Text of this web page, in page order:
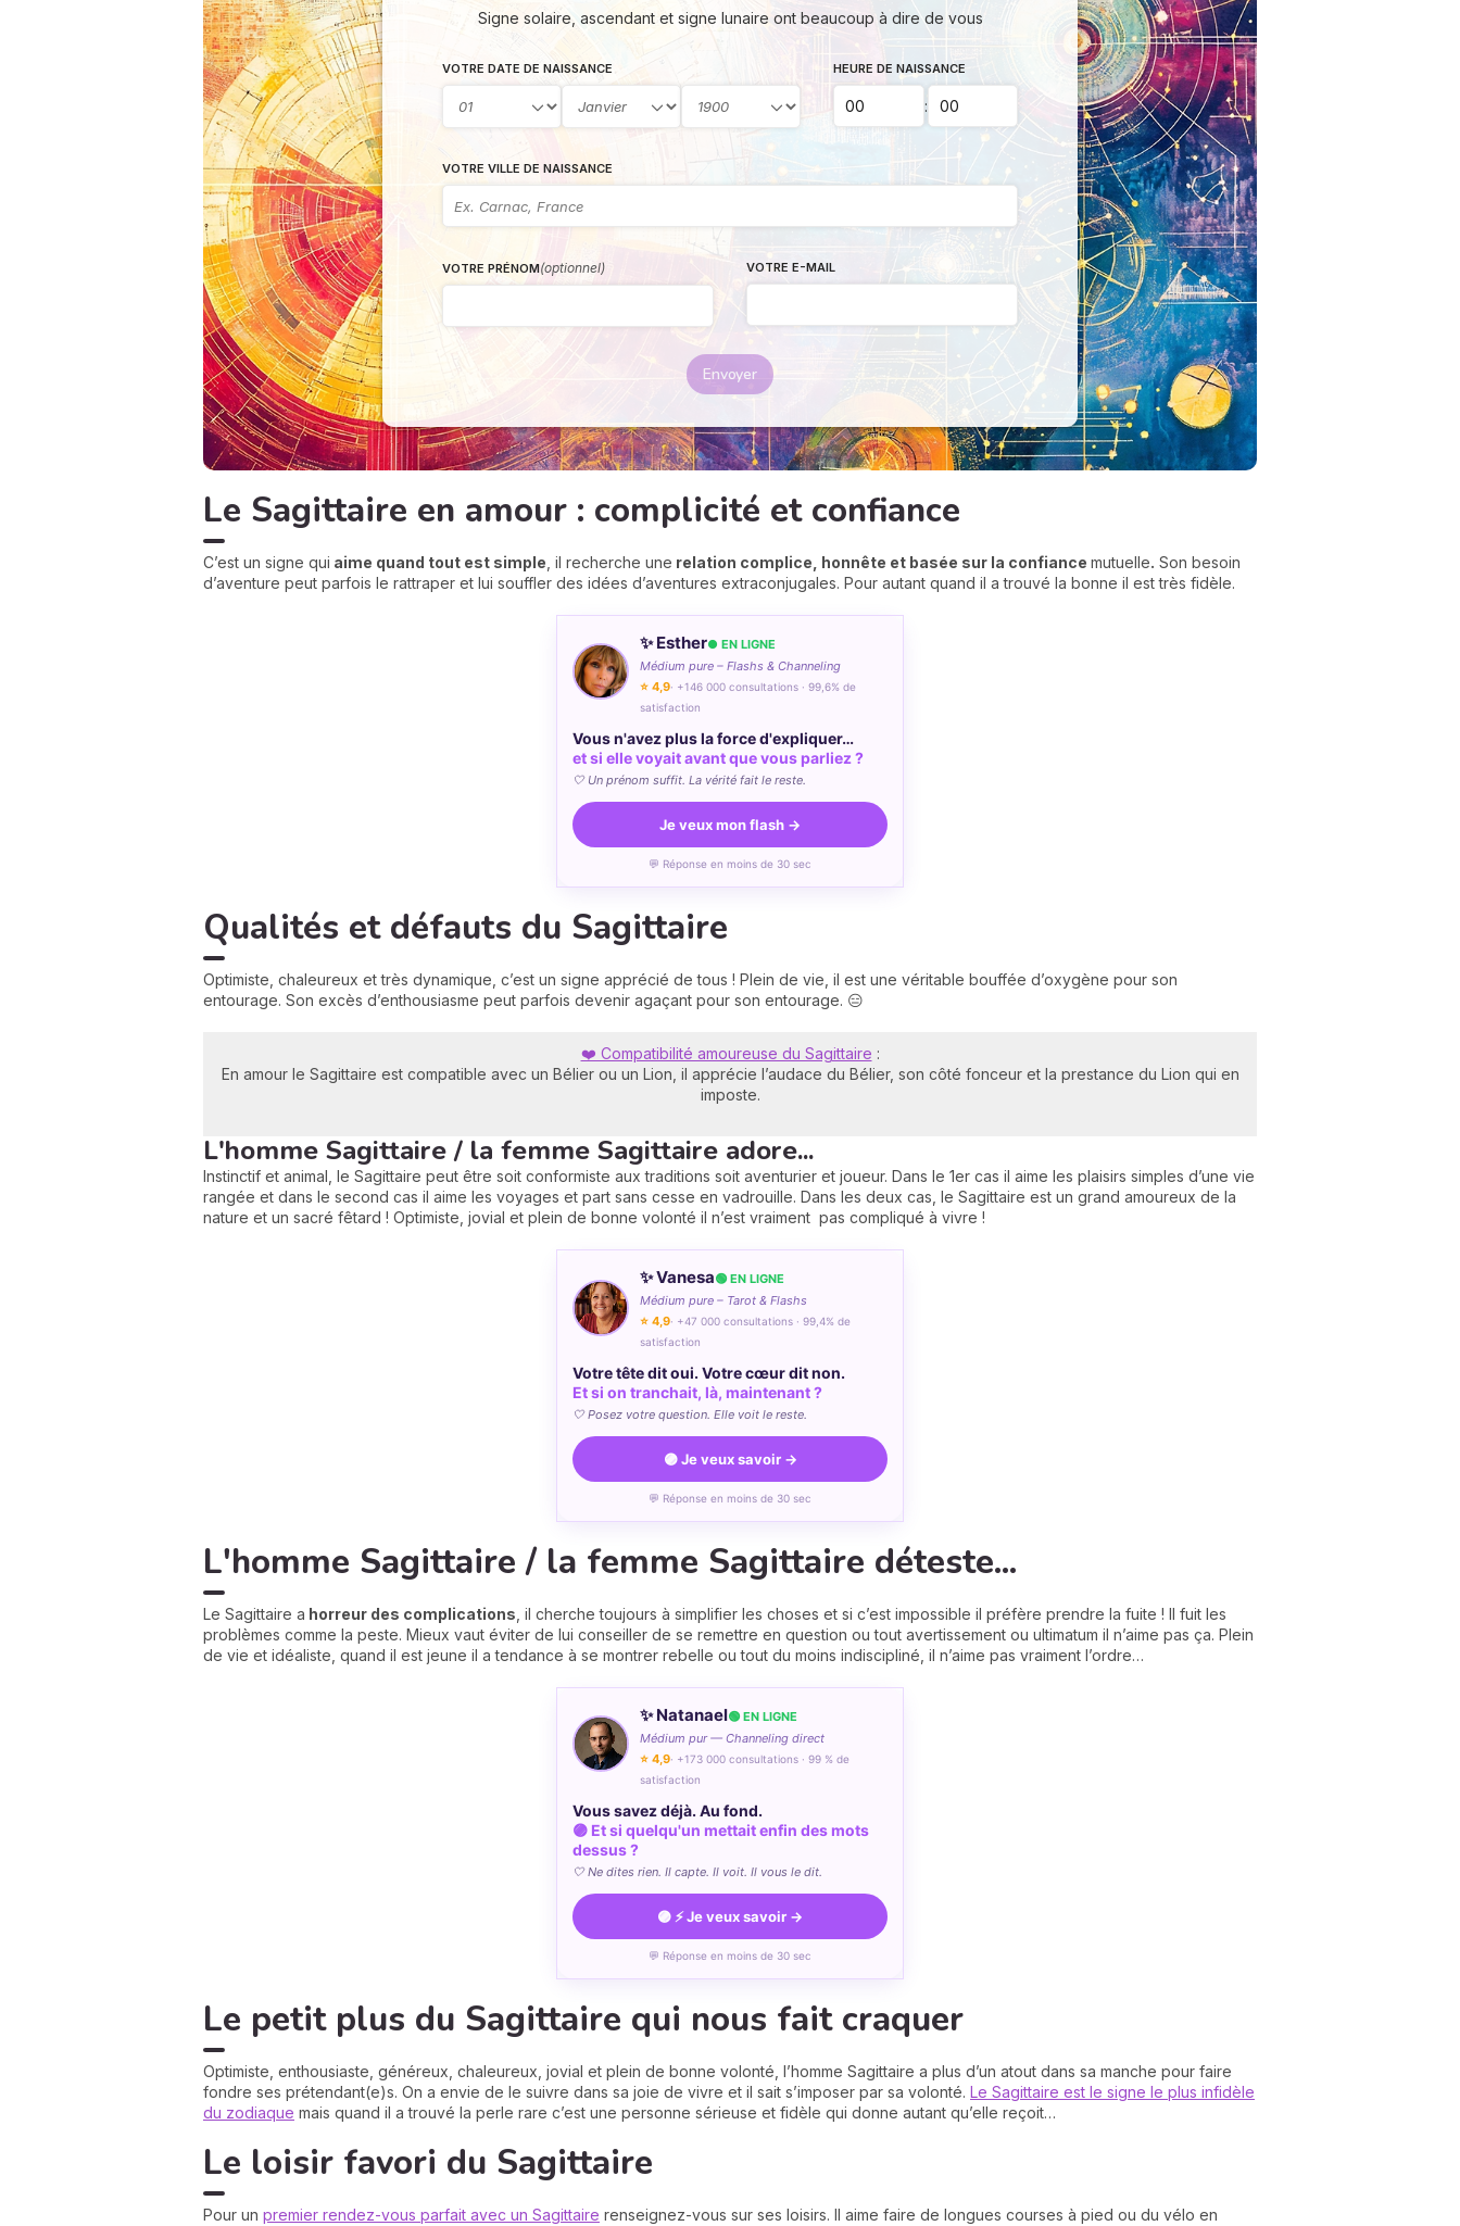
Signe solaire, ascendant et signe lunaire ont beaucoup à dire de vous
VOTRE DATE DE NAISSANCE HEURE DE NAISSANCE
:
VOTRE VILLE DE NAISSANCE
VOTRE PRÉNOM(optionnel) VOTRE E-MAIL
Envoyer
Le Sagittaire en amour : complicité et confiance
C’est un signe qui aime quand tout est simple , il recherche une relation complice, honnête et basée sur la confiance mutuelle. Son besoin
d’aventure peut parfois le rattraper et lui souffler des idées d’aventures extraconjugales. Pour autant quand il a trouvé la bonne il est très fidèle.
✨ Esther● EN LIGNE
Médium pure – Flashs & Channeling
⭐ 4,9· +146 000 consultations · 99,6% de
satisfaction
Vous n'avez plus la force d'expliquer…
et si elle voyait avant que vous parliez ?
🤍 Un prénom suffit. La vérité fait le reste.
Je veux mon flash →
💬 Réponse en moins de 30 sec
Qualités et défauts du Sagittaire
Optimiste, chaleureux et très dynamique, c’est un signe apprécié de tous ! Plein de vie, il est une véritable bouffée d’oxygène pour son
entourage. Son excès d’enthousiasme peut parfois devenir agaçant pour son entourage. 😑
❤️ Compatibilité amoureuse du Sagittaire :
En amour le Sagittaire est compatible avec un Bélier ou un Lion, il apprécie l’audace du Bélier, son côté fonceur et la prestance du Lion qui en
imposte.
L'homme Sagittaire / la femme Sagittaire adore...
Instinctif et animal, le Sagittaire peut être soit conformiste aux traditions soit aventurier et joueur. Dans le 1er cas il aime les plaisirs simples d’une vie
rangée et dans le second cas il aime les voyages et part sans cesse en vadrouille. Dans les deux cas, le Sagittaire est un grand amoureux de la
nature et un sacré fêtard ! Optimiste, jovial et plein de bonne volonté il n’est vraiment pas compliqué à vivre !
✨ Vanesa🟢 EN LIGNE
Médium pure – Tarot & Flashs
⭐ 4,9· +47 000 consultations · 99,4% de
satisfaction
Votre tête dit oui. Votre cœur dit non.
Et si on tranchait, là, maintenant ?
🤍 Posez votre question. Elle voit le reste.
🟣 Je veux savoir →
💬 Réponse en moins de 30 sec
L'homme Sagittaire / la femme Sagittaire déteste...
Le Sagittaire a horreur des complications , il cherche toujours à simplifier les choses et si c’est impossible il préfère prendre la fuite ! Il fuit les
problèmes comme la peste. Mieux vaut éviter de lui conseiller de se remettre en question ou tout avertissement ou ultimatum il n’aime pas ça. Plein
de vie et idéaliste, quand il est jeune il a tendance à se montrer rebelle ou tout du moins indiscipliné, il n’aime pas vraiment l’ordre…
✨ Natanael🟢 EN LIGNE
Médium pur — Channeling direct
⭐ 4,9· +173 000 consultations · 99 % de
satisfaction
Vous savez déjà. Au fond.
🟣 Et si quelqu'un mettait enfin des mots
dessus ?
🤍 Ne dites rien. Il capte. Il voit. Il vous le dit.
🟣 ⚡ Je veux savoir →
💬 Réponse en moins de 30 sec
Le petit plus du Sagittaire qui nous fait craquer
Optimiste, enthousiaste, généreux, chaleureux, jovial et plein de bonne volonté, l’homme Sagittaire a plus d’un atout dans sa manche pour faire
fondre ses prétendant(e)s. On a envie de le suivre dans sa joie de vivre et il sait s’imposer par sa volonté. Le Sagittaire est le signe le plus infidèle
du zodiaque mais quand il a trouvé la perle rare c’est une personne sérieuse et fidèle qui donne autant qu’elle reçoit…
Le loisir favori du Sagittaire
Pour un premier rendez-vous parfait avec un Sagittaire renseignez-vous sur ses loisirs. Il aime faire de longues courses à pied ou du vélo en